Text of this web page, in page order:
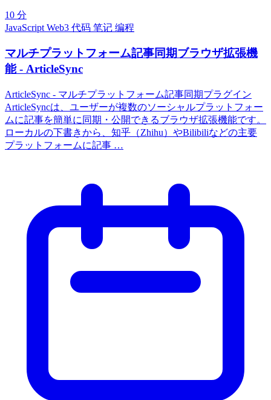
10 分
JavaScript Web3 代码 笔记 编程
マルチプラットフォーム記事同期ブラウザ拡張機
能 - ArticleSync
ArticleSync - マルチプラットフォーム記事同期プラグイン
ArticleSyncは、ユーザーが複数のソーシャルプラットフォー
ムに記事を簡単に同期・公開できるブラウザ拡張機能です。
ローカルの下書きから、知乎（Zhihu）やBilibiliなどの主要
プラットフォームに記事 …